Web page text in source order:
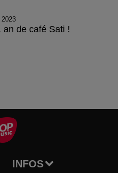
an de café Sati !
INFOS